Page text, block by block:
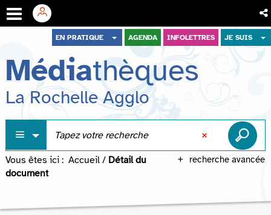
menu
contenu
recherche
EN PRATIQUE AGENDA INFOLETTRES JE SUIS
Médiathèques
La Rochelle Agglo
recherche avancée
Vous êtes ici : Accueil / Détail du
document